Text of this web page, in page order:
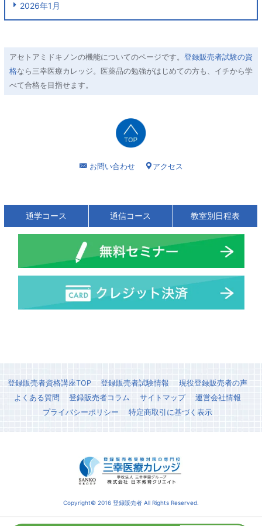
2026年1月
アセトアミドキノンの機能についてのページです。 登録販売者試験の資
格なら三幸医療カレッジ。医薬品の勉強がはじめての方も、イチから学
べて合格を目指せます。
お問い合わせ アクセス
通学コース 通信コース 教室別日程表
登録販売者資格講座TOP 登録販売者試験情報
現役登録販売者の声
よくある質問
登録販売者コラム サイトマップ
運営会社情報
プライバシーポリシー
特定商取引に基づく表示
Copyright© 2016 登録販売者 All Rights Reserved.